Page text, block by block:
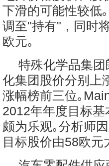
下滑的可能性较低
调至"持有"，同时
欧元｡
特殊化学品集
化集团股价分别上
涨幅榜前三位｡
2012年年度目标
颇为乐观｡分析师
目标股价由58欧元